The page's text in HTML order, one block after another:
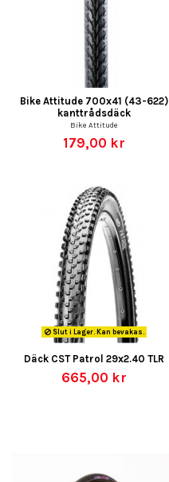
Bike Attitude 700x41 (43-622)
kanttrådsdäck
Bike Attitude
179,00 kr
Slut i Lager. Kan bevakas.
Däck CST Patrol 29x2.40 TLR
665,00 kr